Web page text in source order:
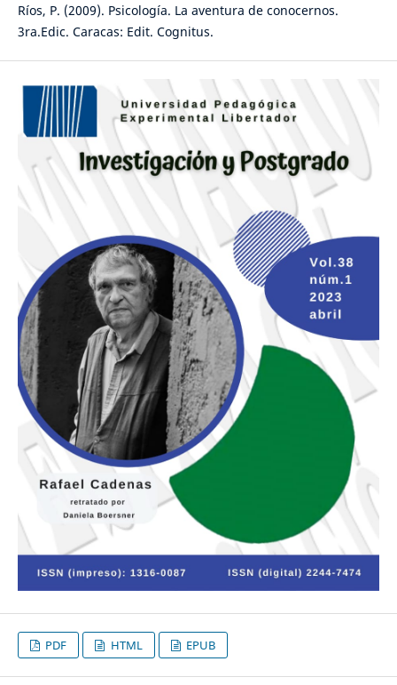
Ríos, P. (2009). Psicología. La aventura de conocernos.
3ra.Edic. Caracas: Edit. Cognitus.
PDF HTML EPUB